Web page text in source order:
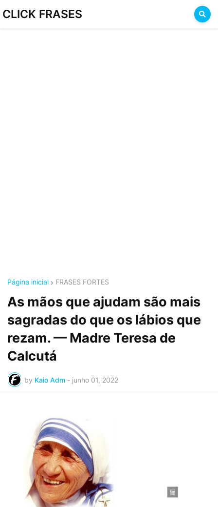
CLICK FRASES
Página inicial FRASES FORTES
As mãos que ajudam são mais
sagradas do que os lábios que
rezam. — Madre Teresa de
Calcutá
by Kaio Adm - junho 01, 2022